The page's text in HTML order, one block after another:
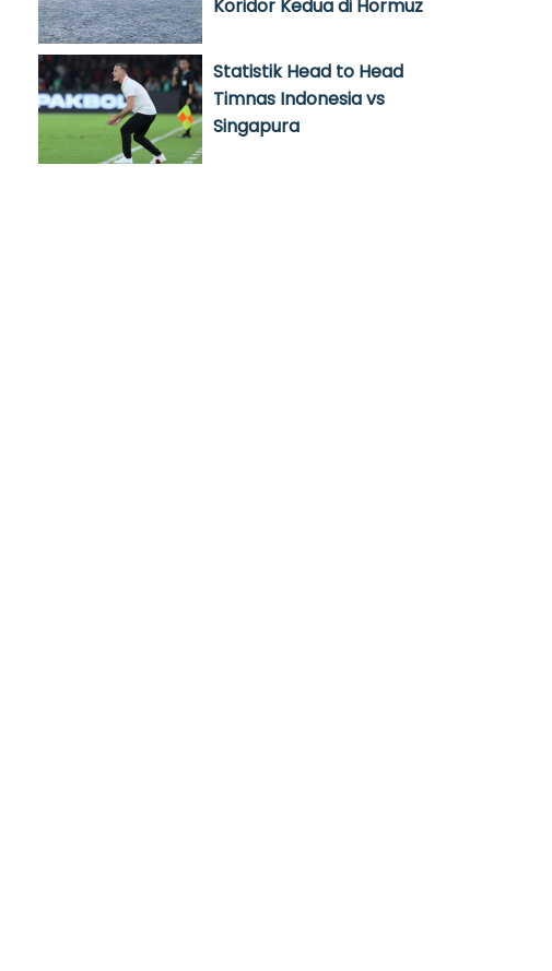
Koridor Kedua di Hormuz
Statistik Head to Head
Timnas Indonesia vs
Singapura